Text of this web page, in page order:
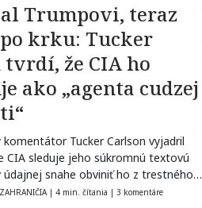
Trumpovi, teraz
krku: Tucker
tvrdí, že CIA ho
ako „agenta cudzej
komentátor Tucker Carlson vyjadril
CIA sleduje jeho súkromnú textovú
údajnej snahe obviniť ho z trestného…
| 4 min. čítania | 3 komentáre